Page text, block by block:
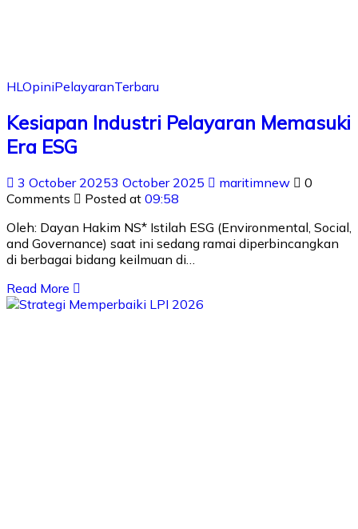
HLOpiniPelayaranTerbaru
Kesiapan Industri Pelayaran Memasuki
Era ESG
3 October 20253 October 2025 maritimnew
0
Comments
Posted at 09:58
Oleh: Dayan Hakim NS* Istilah ESG (Environmental, Social,
and Governance) saat ini sedang ramai diperbincangkan
di berbagai bidang keilmuan di…
Read More